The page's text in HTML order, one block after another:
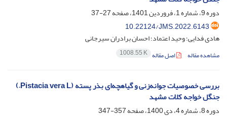
دوره 9، شماره 1، فروردین 1401، صفحه
27-37
10.22124/JMS.2022.6143
هادی فدایی؛ وحید اعتماد؛ احسان برادران سیرجانی
مشاهده مقاله اصل مقاله 1008.55 K
بررسی خصوصیات جوانه‌زنی و گیاهچه‌ای بذر پسته (Pistacia vera L.)
جنگل خواجه کلات مشهد
دوره 8، شماره 4، دی 1400، صفحه
357-347